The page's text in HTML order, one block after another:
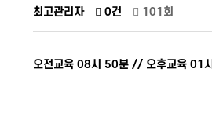
최고관리자 0건 101회
오전교육 08시 50분 // 오후교육 01시